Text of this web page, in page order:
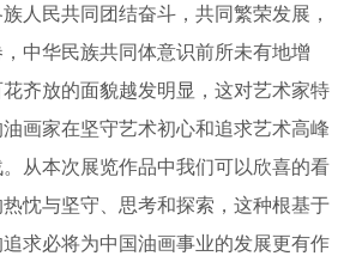
人民共同团结奋斗，共同繁荣发展，
中华民族共同体意识前所未有地增
齐放的面貌越发明显，这对艺术家特
画家在坚守艺术初心和追求艺术高峰
。从本次展览作品中我们可以欣喜的看
忱与坚守、思考和探索，这种根基于
求必将为中国油画事业的发展更有作